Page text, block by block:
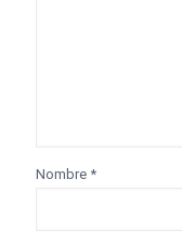
Nombre *